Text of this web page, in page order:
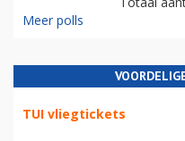
Meer polls
TUI vliegtickets